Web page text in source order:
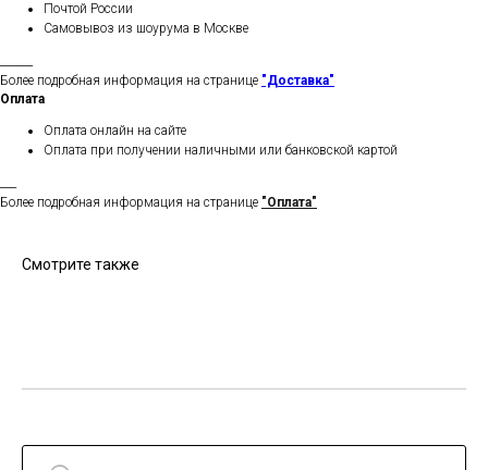
Почтой России
Самовывоз из шоурума в Москве
Более подробная информация на странице "Доставка"
Оплата
Оплата онлайн на сайте
Оплата при получении наличными или банковской картой
Более подробная информация на странице "Оплата"
Смотрите также